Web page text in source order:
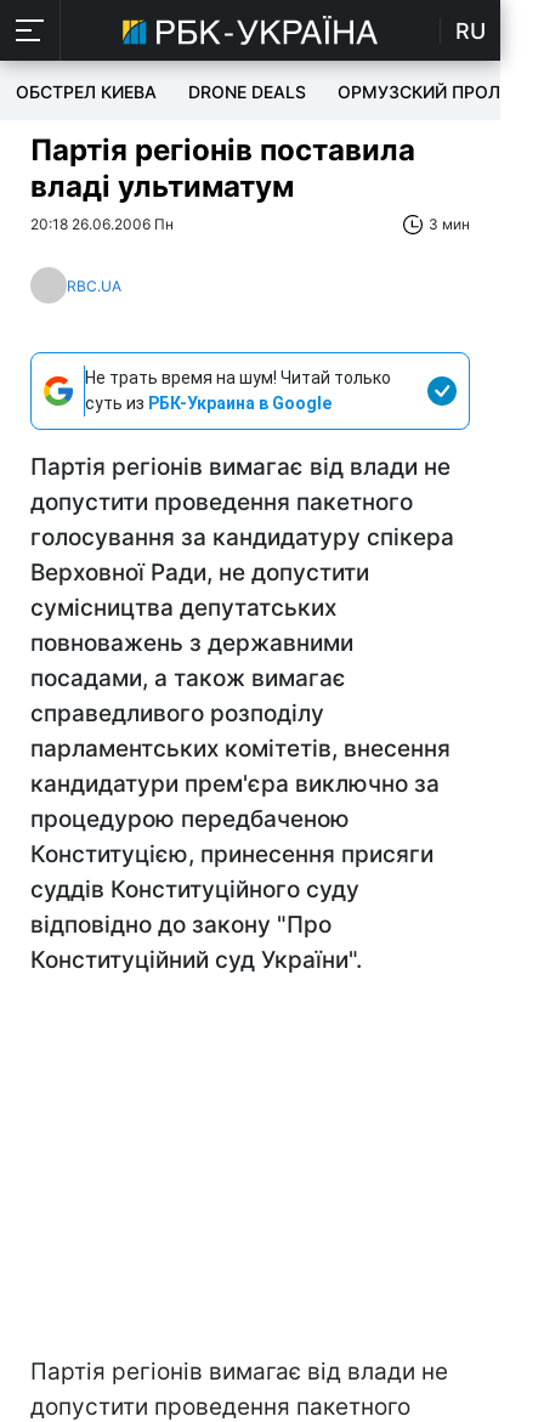
RU
ОБСТРЕЛ КИЕВА DRONE DEALS ОРМУЗСКИЙ ПРОЛИВ
Партія регіонів поставила
владі ультиматум
20:18 26.06.2006 Пн 3 мин
RBC.UA
Не трать время на шум! Читай только
суть из РБК-Украина в Google
Партія регіонів вимагає від влади не
допустити проведення пакетного
голосування за кандидатуру спікера
Верховної Ради, не допустити
сумісництва депутатських
повноважень з державними
посадами, а також вимагає
справедливого розподілу
парламентських комітетів, внесення
кандидатури прем'єра виключно за
процедурою передбаченою
Конституцією, принесення присяги
суддів Конституційного суду
відповідно до закону "Про
Конституційний суд України".
Партія регіонів вимагає від влади не
допустити проведення пакетного